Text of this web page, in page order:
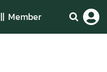
|| Member